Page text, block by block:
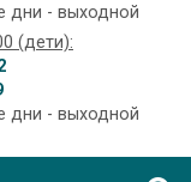
дни - выходной
(дети):
дни - выходной